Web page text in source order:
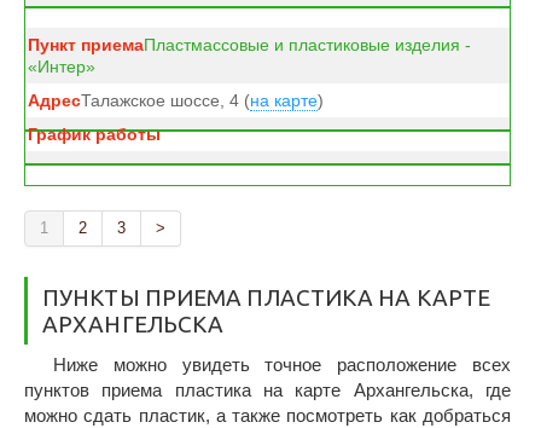
Пластмассовые и пластиковые изделия -
«Интер»
Талажское шоссе, 4 (на карте)
1 2 3 >
ПУНКТЫ ПРИЕМА ПЛАСТИКА НА КАРТЕ
АРХАНГЕЛЬСКА
Ниже можно увидеть точное расположение всех
пунктов приема пластика на карте Архангельска, где
можно сдать пластик, а также посмотреть как добраться